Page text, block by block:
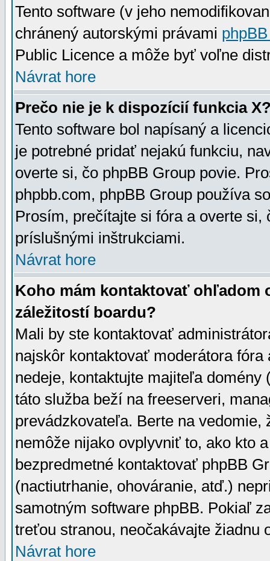
Tento software (v jeho
chránený autorskými právami
Public Licence a môže byť voľne
Návrat hore
Prečo nie je k dispozícií funkcia
Tento software bol napísaný a
je potrebné pridať nejakú funkciu,
overte si, čo phpBB Group povie.
phpbb.com, phpBB Group používa
Prosím, prečítajte si fóra a overte
príslušnými inštrukciami.
Návrat hore
Koho mám kontaktovať ohľadom
záležitostí boardu?
Mali by ste kontaktovať
najskôr kontaktovať moderátora
nedeje, kontaktujte majiteľa
táto služba beží na freeserveri,
prevádzkovateľa. Berte na
nemôže nijako ovplyvniť to, ako kto
bezpredmetné kontaktovať phpBB
(nactiutrhanie, ohováranie, atď.)
samotným software phpBB. Pokiaľ
treťou stranou, neočakávajte žiadnu
Návrat hore